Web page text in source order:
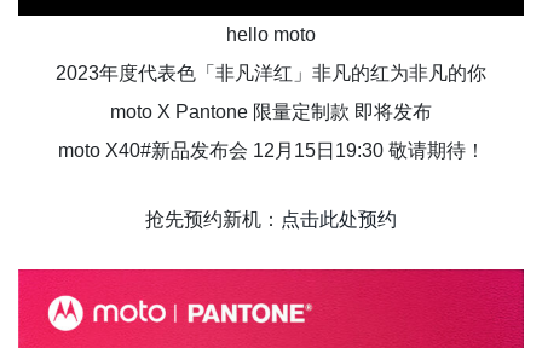
hello moto
2023年度代表色「非凡洋红」非凡的红为非凡的你
moto X Pantone 限量定制款 即将发布
moto X40#新品发布会 12月15日19:30 敬请期待！
抢先预约新机： 点击此处预约